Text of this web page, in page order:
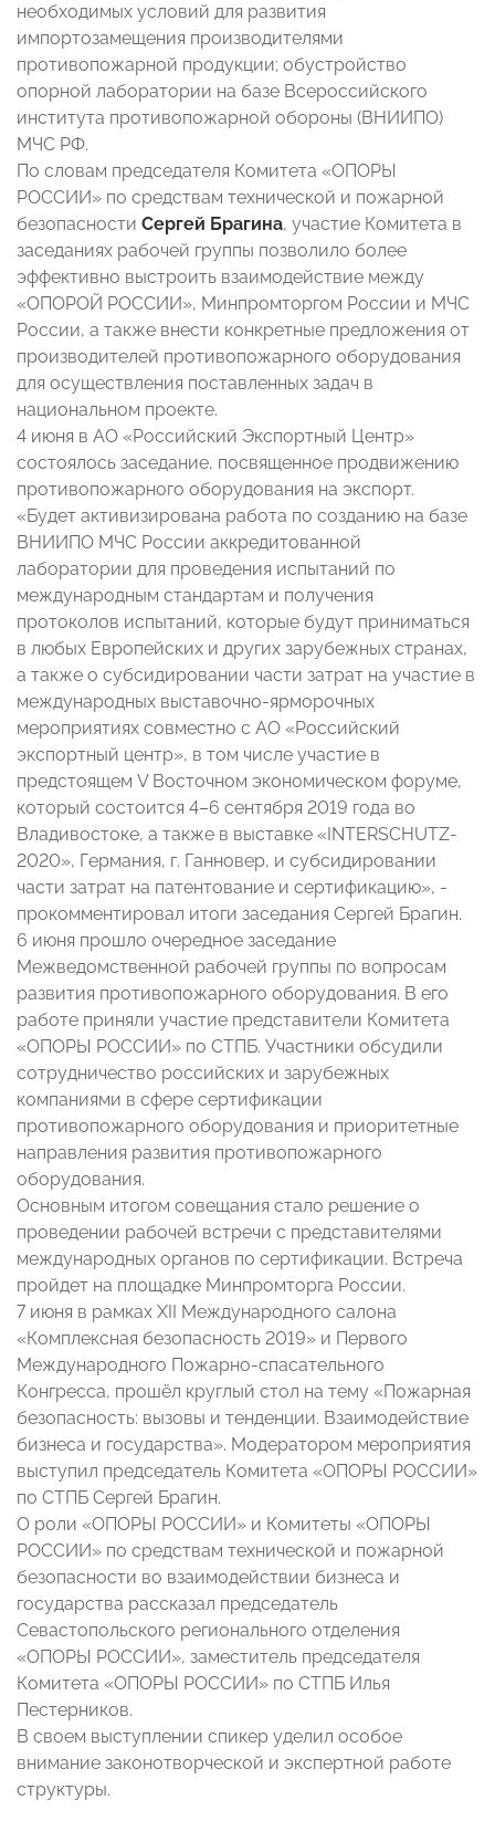
необходимых условий для развития
импортозамещения производителями
противопожарной продукции; обустройство
опорной лаборатории на базе Всероссийского
института противопожарной обороны (ВНИИПО)
МЧС РФ.
По словам председателя Комитета «ОПОРЫ
РОССИИ» по средствам технической и пожарной
безопасности Сергей Брагина, участие Комитета в
заседаниях рабочей группы позволило более
эффективно выстроить взаимодействие между
«ОПОРОЙ РОССИИ», Минпромторгом России и МЧС
России, а также внести конкретные предложения от
производителей противопожарного оборудования
для осуществления поставленных задач в
национальном проекте.
4 июня в АО «Российский Экспортный Центр»
состоялось заседание, посвященное продвижению
противопожарного оборудования на экспорт.
«Будет активизирована работа по созданию на базе
ВНИИПО МЧС России аккредитованной
лаборатории для проведения испытаний по
международным стандартам и получения
протоколов испытаний, которые будут приниматься
в любых Европейских и других зарубежных странах,
а также о субсидировании части затрат на участие в
международных выставочно-ярморочных
мероприятиях совместно с АО «Российский
экспортный центр», в том числе участие в
предстоящем V Восточном экономическом форуме,
который состоится 4–6 сентября 2019 года во
Владивостоке, а также в выставке «INTERSCHUTZ-
2020», Германия, г. Ганновер, и субсидировании
части затрат на патентование и сертификацию», -
прокомментировал итоги заседания Сергей Брагин.
6 июня прошло очередное заседание
Межведомственной рабочей группы по вопросам
развития противопожарного оборудования. В его
работе приняли участие представители Комитета
«ОПОРЫ РОССИИ» по СТПБ. Участники обсудили
сотрудничество российских и зарубежных
компаниями в сфере сертификации
противопожарного оборудования и приоритетные
направления развития противопожарного
оборудования.
Основным итогом совещания стало решение о
проведении рабочей встречи с представителями
международных органов по сертификации. Встреча
пройдет на площадке Минпромторга России.
7 июня в рамках XII Международного салона
«Комплексная безопасность 2019» и Первого
Международного Пожарно-спасательного
Конгресса, прошёл круглый стол на тему «Пожарная
безопасность: вызовы и тенденции. Взаимодействие
бизнеса и государства». Модератором мероприятия
выступил председатель Комитета «ОПОРЫ РОССИИ»
по СТПБ Сергей Брагин.
О роли «ОПОРЫ РОССИИ» и Комитеты «ОПОРЫ
РОССИИ» по средствам технической и пожарной
безопасности во взаимодействии бизнеса и
государства рассказал председатель
Севастопольского регионального отделения
«ОПОРЫ РОССИИ», заместитель председателя
Комитета «ОПОРЫ РОССИИ» по СТПБ Илья
Пестерников.
В своем выступлении спикер уделил особое
внимание законотворческой и экспертной работе
структуры.